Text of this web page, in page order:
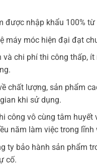
được nhập khẩu 100%
máy móc hiện đại đạt
và chi phí thi công thấp,
chất lượng, sản phẩm
khi sử dụng.
công vô cùng tâm huyết
năm làm việc trong lĩnh
ty bảo hành sản phẩm
cố.